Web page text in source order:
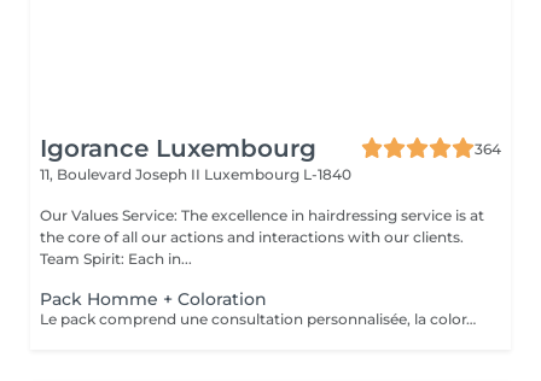
Igorance Luxembourg
364
11, Boulevard Joseph II Luxembourg L-1840
Our Values Service: The excellence in hairdressing service is at
the core of all our actions and interactions with our clients.
Team Spirit: Each in...
Pack Homme + Coloration
Le pack comprend une consultation personnalisée, la coloration avec les produits LOREAL PROFESSIONNEL , shampooing et conditionneur spécifiques REDKEN , la coupe IGORANCE ( finitions sur cheveux secs) , les produits de styling REDKEN * Tarifs à titre indicatifs à confirmer après la consultation personnalisée établit auprès de votre coiffeur/stylist/spécialiste * La direction se réserve le droit d’apporter des modifications pour le bon fonctionnement du salon